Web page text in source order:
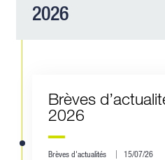
2026
Brèves
2026
Brèves d'actualités 15/07/26